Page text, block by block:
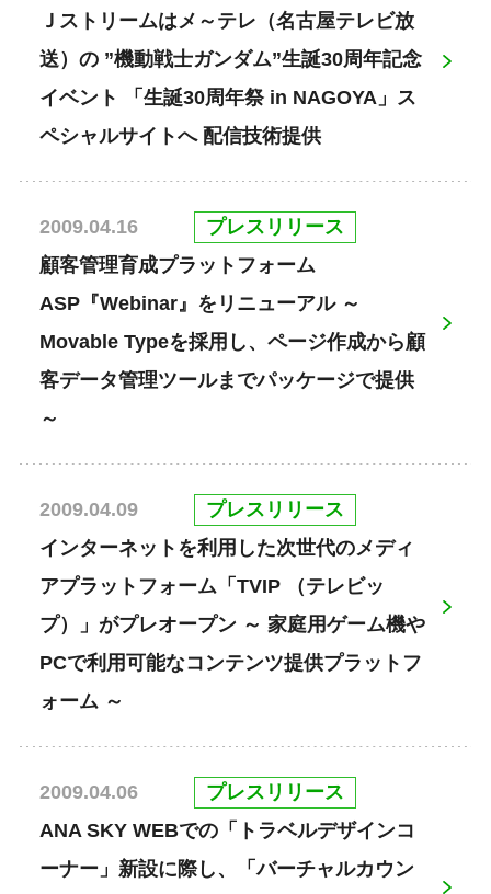
Ｊストリームはメ～テレ（名古屋テレビ放
送）の ”機動戦士ガンダム”生誕30周年記念
イベント 「生誕30周年祭 in NAGOYA」ス
ペシャルサイトへ 配信技術提供
2009.04.16
プレスリリース
顧客管理育成プラットフォーム
ASP『Webinar』をリニューアル ～
Movable Typeを採用し、ページ作成から顧
客データ管理ツールまでパッケージで提供
～
2009.04.09
プレスリリース
インターネットを利用した次世代のメディ
アプラットフォーム「TVIP （テレビッ
プ）」がプレオープン ～ 家庭用ゲーム機や
PCで利用可能なコンテンツ提供プラットフ
ォーム ～
2009.04.06
プレスリリース
ANA SKY WEBでの「トラベルデザインコ
ーナー」新設に際し、「バーチャルカウン